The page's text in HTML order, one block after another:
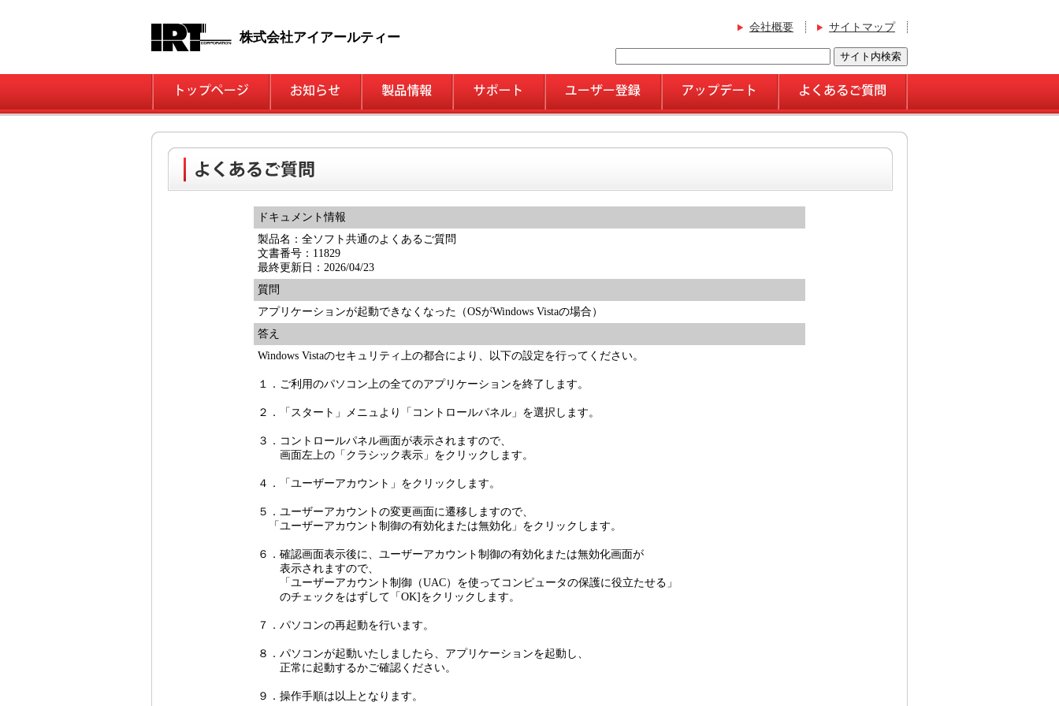
株式会社アイアールティー
会社概要 サイトマップ
ドキュメント情報
製品名：全ソフト共通のよくあるご質問
文書番号：11829
最終更新日：2026/04/23
質問
アプリケーションが起動できなくなった（OSがWindows Vistaの場合）
答え
Windows Vistaのセキュリティ上の都合により、以下の設定を行ってください。
１．ご利用のパソコン上の全てのアプリケーションを終了します。
２．「スタート」メニュより「コントロールパネル」を選択します。
３．コントロールパネル画面が表示されますので、
画面左上の「クラシック表示」をクリックします。
４．「ユーザーアカウント」をクリックします。
５．ユーザーアカウントの変更画面に遷移しますので、
「ユーザーアカウント制御の有効化または無効化」をクリックします。
６．確認画面表示後に、ユーザーアカウント制御の有効化または無効化画面が
表示されますので、
「ユーザーアカウント制御（UAC）を使ってコンピュータの保護に役立たせる」
のチェックをはずして「OK]をクリックします。
７．パソコンの再起動を行います。
８．パソコンが起動いたしましたら、アプリケーションを起動し、
正常に起動するかご確認ください。
９．操作手順は以上となります。